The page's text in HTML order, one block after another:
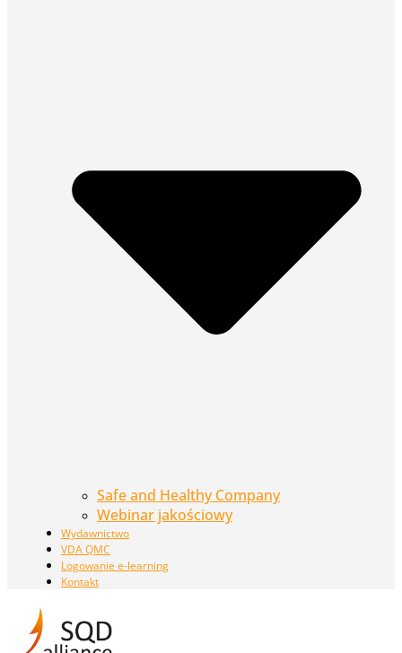
Safe and Healthy Company
Webinar jakościowy
Wydawnictwo
VDA QMC
Logowanie e-learning
Kontakt